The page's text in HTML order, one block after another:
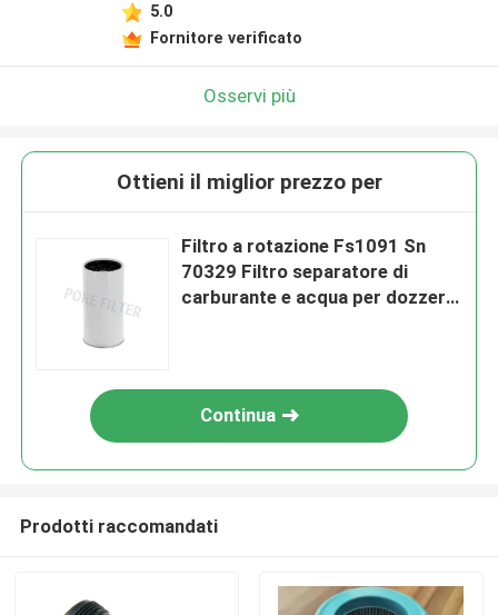
5.0
Fornitore verificato
Osservi più
Ottieni il miglior prezzo per
Filtro a rotazione Fs1091 Sn
70329 Filtro separatore di
carburante e acqua per dozzer a
Continua
Prodotti raccomandati